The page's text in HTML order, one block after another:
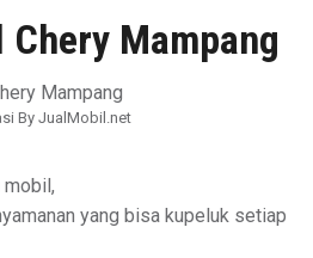
Mampang
By JualMobil.net
mobil,
yang bisa kupeluk setiap